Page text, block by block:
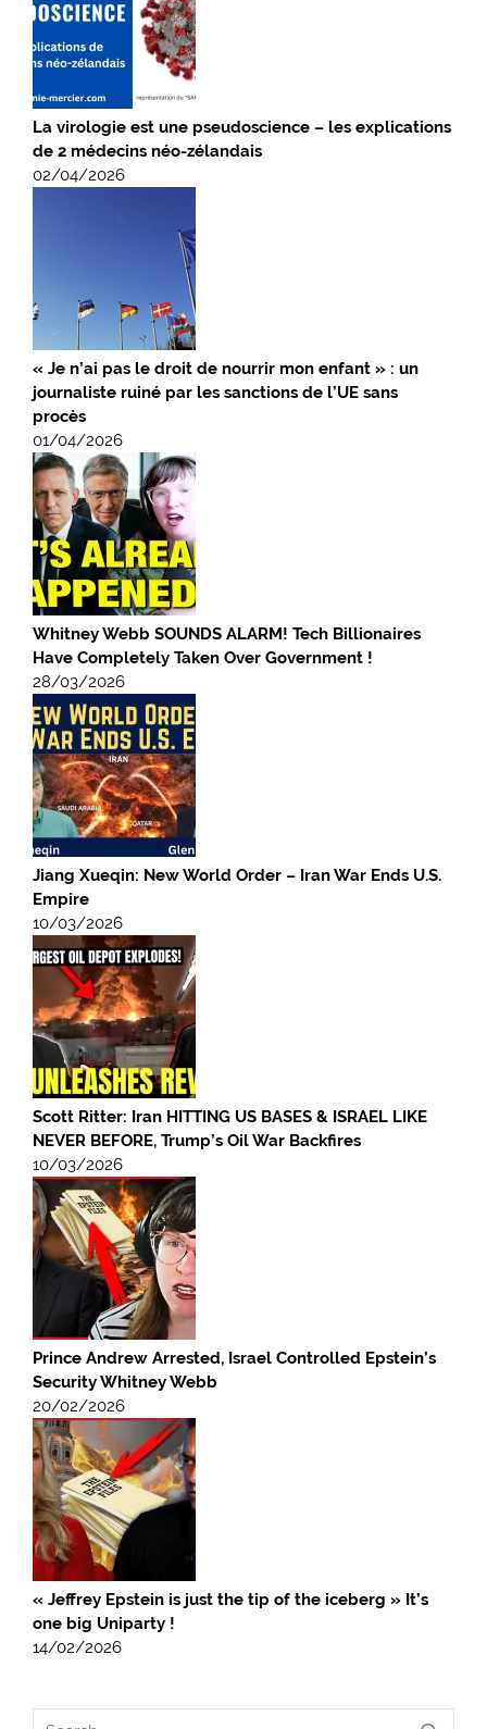
La virologie est une pseudoscience – les explications
de 2 médecins néo-zélandais
02/04/2026
« Je n’ai pas le droit de nourrir mon enfant » : un
journaliste ruiné par les sanctions de l’UE sans
procès
01/04/2026
Whitney Webb SOUNDS ALARM! Tech Billionaires
Have Completely Taken Over Government !
28/03/2026
Jiang Xueqin: New World Order – Iran War Ends U.S.
Empire
10/03/2026
Scott Ritter: Iran HITTING US BASES & ISRAEL LIKE
NEVER BEFORE, Trump’s Oil War Backfires
10/03/2026
Prince Andrew Arrested, Israel Controlled Epstein’s
Security Whitney Webb
20/02/2026
« Jeffrey Epstein is just the tip of the iceberg » It’s
one big Uniparty !
14/02/2026